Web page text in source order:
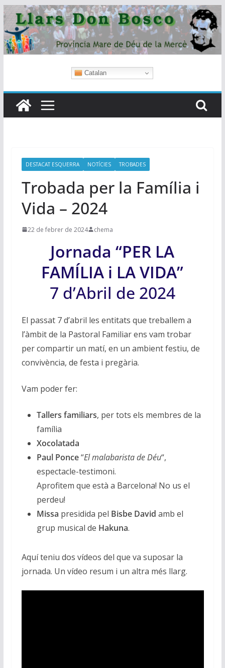
Skip
to
content
Catalan
DESTACAT ESQUERRA NOTÍCIES TROBADES
Trobada per la Família i
Vida – 2024
22 de febrer de 2024 chema
Jornada “PER LA
FAMÍLIA i LA VIDA”
7 d’Abril de 2024
El passat 7 d’abril les entitats que treballem a
l’àmbit de la Pastoral Familiar ens vam trobar
per compartir un matí, en un ambient festiu, de
convivència, de festa i pregària.
Vam poder fer:
Tallers familiars, per tots els membres de la
família
Xocolatada
Paul Ponce“El malabarista de Déu“,
espectacle-testimoni.
Aprofitem que està a Barcelona! No us el
perdeu!
Missa presidida pel Bisbe David amb el
grup musical de Hakuna.
Aquí teniu dos vídeos del que va suposar la
jornada. Un vídeo resum i un altra més llarg.